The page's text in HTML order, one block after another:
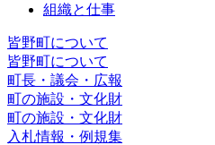
組織と仕事
皆野町について
皆野町について
町長・議会・広報
町の施設・文化財
町の施設・文化財
入札情報・例規集